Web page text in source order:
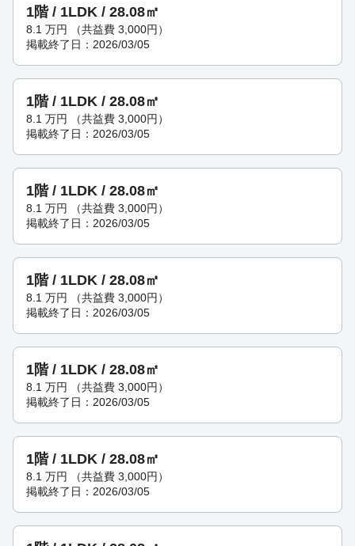
1階 / 1LDK / 28.08㎡
8.1 万円 （共益費 3,000円）
掲載終了日：2026/03/05
1階 / 1LDK / 28.08㎡
8.1 万円 （共益費 3,000円）
掲載終了日：2026/03/05
1階 / 1LDK / 28.08㎡
8.1 万円 （共益費 3,000円）
掲載終了日：2026/03/05
1階 / 1LDK / 28.08㎡
8.1 万円 （共益費 3,000円）
掲載終了日：2026/03/05
1階 / 1LDK / 28.08㎡
8.1 万円 （共益費 3,000円）
掲載終了日：2026/03/05
1階 / 1LDK / 28.08㎡
8.1 万円 （共益費 3,000円）
掲載終了日：2026/03/05